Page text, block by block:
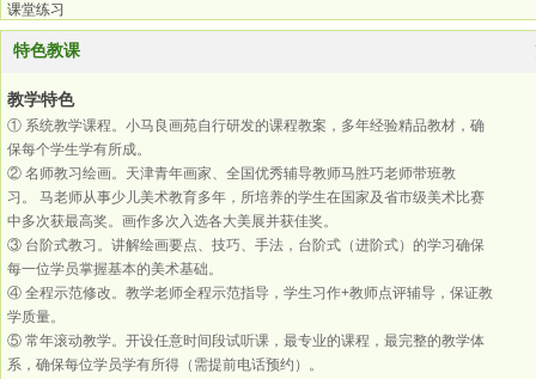
课堂练习
特色教课
教学特色
① 系统教学课程。小马良画苑自行研发的课程教案，多年经验精品教材，确
保每个学生学有所成。
② 名师教习绘画。天津青年画家、全国优秀辅导教师马胜巧老师带班教
习。 马老师从事少儿美术教育多年，所培养的学生在国家及省市级美术比赛
中多次获最高奖。画作多次入选各大美展并获佳奖。
③ 台阶式教习。讲解绘画要点、技巧、手法，台阶式（进阶式）的学习确保
每一位学员掌握基本的美术基础。
④ 全程示范修改。教学老师全程示范指导，学生习作+教师点评辅导，保证教
学质量。
⑤ 常年滚动教学。开设任意时间段试听课，最专业的课程，最完整的教学体
系，确保每位学员学有所得（需提前电话预约）。